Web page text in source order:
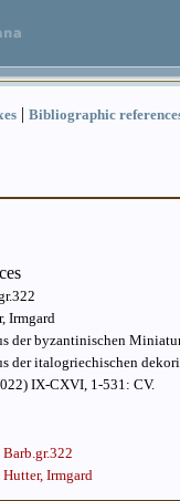
| Bibliographic
Irmgard
der byzantinischen
der italogriechischen
IX-CXVI, 1-531: CV.
Barb.gr.322
Hutter, Irmgard